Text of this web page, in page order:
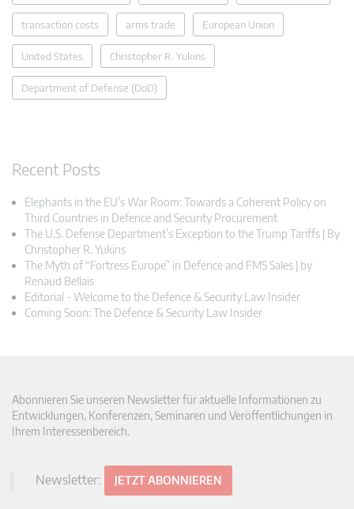
transaction costs arms trade European Union
United States Christopher R. Yukins
Department of Defense (DoD)
Recent Posts
Elephants in the EU’s War Room: Towards a Coherent Policy on
Third Countries in Defence and Security Procurement
The U.S. Defense Department’s Exception to the Trump Tariffs | By
Christopher R. Yukins
The Myth of “Fortress Europe” in Defence and FMS Sales | by
Renaud Bellais
Editorial - Welcome to the Defence & Security Law Insider
Coming Soon: The Defence & Security Law Insider
Abonnieren Sie unseren Newsletter für aktuelle Informationen zu
Entwicklungen, Konferenzen, Seminaren und Veröffentlichungen in
Ihrem Interessenbereich.
Newsletter: JETZT ABONNIEREN